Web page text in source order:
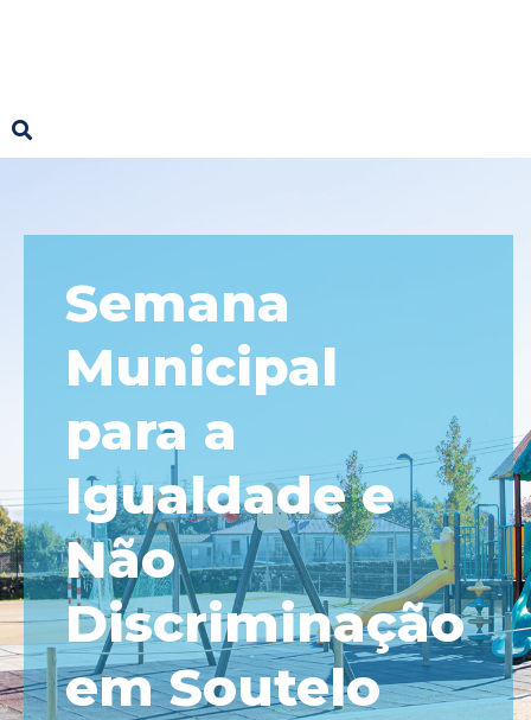
Semana
Municipal
para a
Igualdade e
Não
Discriminação
em Soutelo